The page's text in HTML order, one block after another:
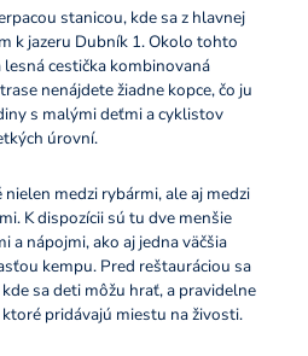
stanicou, kde sa z hlavnej
k jazeru Dubník 1. Okolo tohto
lesná cestička kombinovaná
nenájdete žiadne kopce, čo ju
s malými deťmi a cyklistov
úrovní.
medzi rybármi, ale aj medzi
K dispozícii sú tu dve menšie
a nápojmi, ako aj jedna väčšia
kempu. Pred reštauráciou sa
sa deti môžu hrať, a pravidelne
pridávajú miestu na živosti.